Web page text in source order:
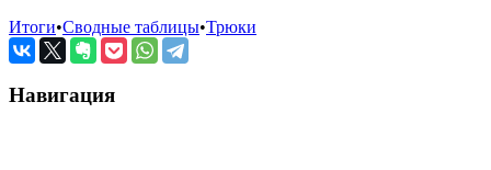
Итоги•Сводные таблицы•Трюки
Навигация